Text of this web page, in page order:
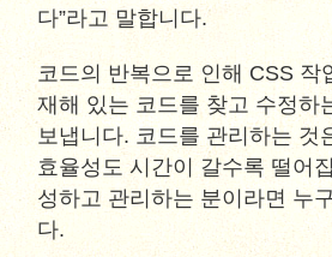
다”라고 말합니다.
코드의 반복으로 인해 CSS 작
재해 있는 코드를 찾고 수정하
보냅니다. 코드를 관리하는 것
효율성도 시간이 갈수록 떨어
성하고 관리하는 분이라면 누
다.